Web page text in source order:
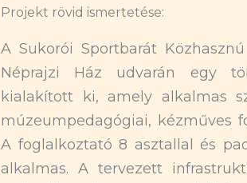
Projekt rövid ismertetése:
A Sukorói Sportbarát
Néprajzi Ház udvarán egy
kialakított ki, amely alkalmas
múzeumpedagógiai, kézműves
A foglalkoztató 8 asztallal és
alkalmas. A tervezett